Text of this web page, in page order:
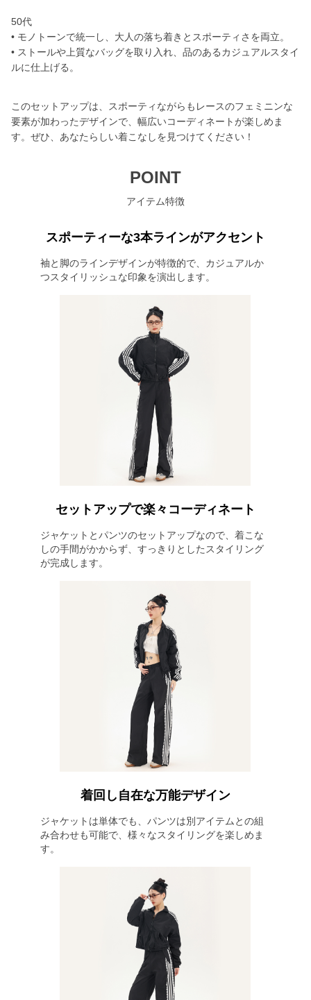
50代
• モノトーンで統一し、大人の落ち着きとスポーティさを両立。
• ストールや上質なバッグを取り入れ、品のあるカジュアルスタイ
ルに仕上げる。
このセットアップは、スポーティながらもレースのフェミニンな
要素が加わったデザインで、幅広いコーディネートが楽しめま
す。ぜひ、あなたらしい着こなしを見つけてください！
POINT
アイテム特徴
スポーティーな3本ラインがアクセント
袖と脚のラインデザインが特徴的で、カジュアルか
つスタイリッシュな印象を演出します。
セットアップで楽々コーディネート
ジャケットとパンツのセットアップなので、着こな
しの手間がかからず、すっきりとしたスタイリング
が完成します。
着回し自在な万能デザイン
ジャケットは単体でも、パンツは別アイテムとの組
み合わせも可能で、様々なスタイリングを楽しめま
す。